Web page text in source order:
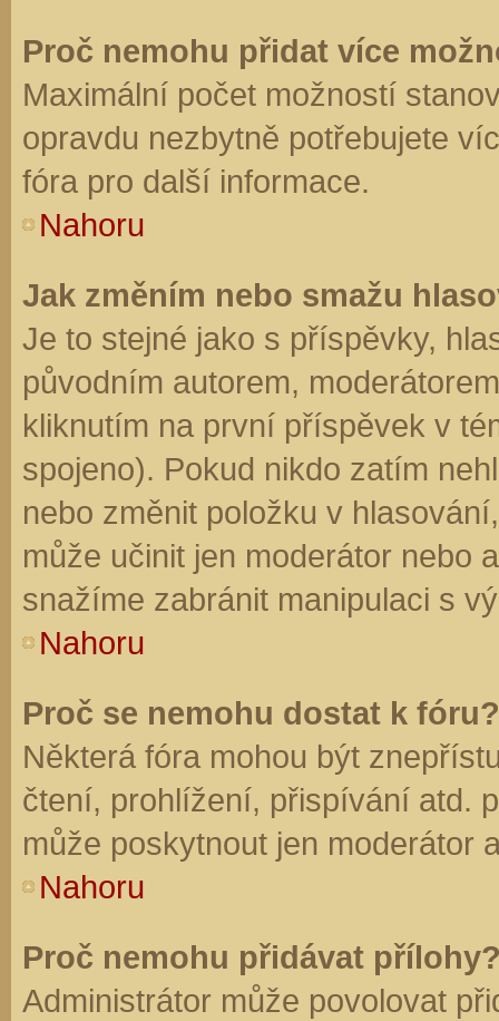
Proč nemohu přidat více
Maximální počet možností
opravdu nezbytně potřebujete
fóra pro další informace.
Nahoru
Jak změním nebo smažu
Je to stejné jako s příspěvky,
původním autorem,
kliknutím na první příspěvek v
spojeno). Pokud nikdo zatím
nebo změnit položku v
může učinit jen moderátor nebo
snažíme zabránit manipulaci s
Nahoru
Proč se nemohu dostat k fóru?
Některá fóra mohou být
čtení, prohlížení, přispívání atd.
může poskytnout jen moderátor
Nahoru
Proč nemohu přidávat
Administrátor může povolovat